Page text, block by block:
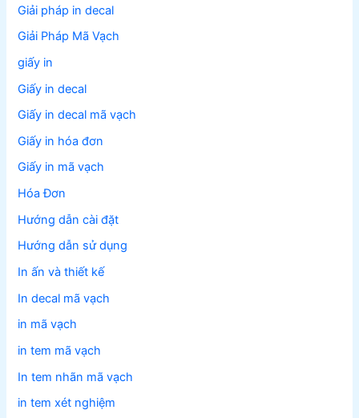
Giải pháp in decal
Giải Pháp Mã Vạch
giấy in
Giấy in decal
Giấy in decal mã vạch
Giấy in hóa đơn
Giấy in mã vạch
Hóa Đơn
Hướng dẫn cài đặt
Hướng dẫn sử dụng
In ấn và thiết kế
In decal mã vạch
in mã vạch
in tem mã vạch
In tem nhãn mã vạch
in tem xét nghiệm